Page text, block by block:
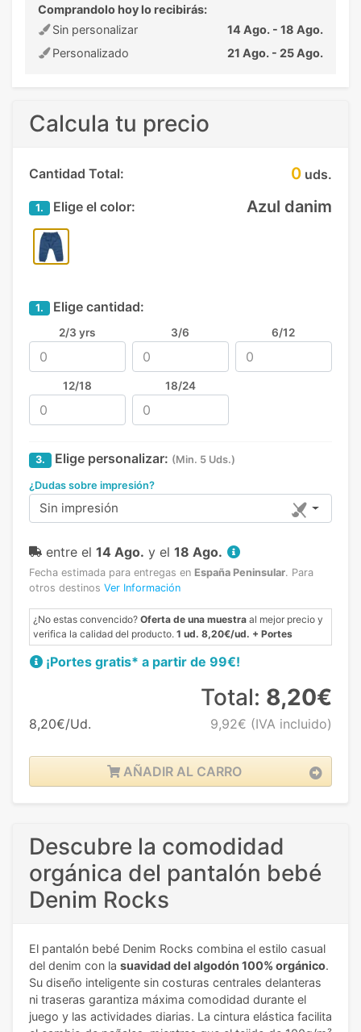
Comprandolo hoy lo recibirás:
Sin personalizar
14 Ago. - 18 Ago.
Personalizado
21 Ago. - 25 Ago.
Calcula tu precio
Cantidad Total: 0 uds.
1. Elige el color: Azul danim
1. Elige cantidad:
2/3 yrs 3/6 6/12
12/18 18/24
3. Elige personalizar: (Min. 5 Uds.)
¿Dudas sobre impresión?
Sin impresión
entre el 14 Ago. y el 18 Ago.
Fecha estimada para entregas en España Peninsular. Para
otros destinos Ver Información
¿No estas convencido? Oferta de una muestra al mejor precio y
verifica la calidad del producto. 1 ud. 8,20€/ud. + Portes
¡Portes gratis* a partir de 99€!
8,20€/Ud.
Total: 8,20€
9,92€ (IVA incluido)
AÑADIR AL CARRO
Descubre la comodidad
orgánica del pantalón bebé
Denim Rocks
El pantalón bebé Denim Rocks combina el estilo casual
del denim con la suavidad del algodón 100% orgánico.
Su diseño inteligente sin costuras centrales delanteras
ni traseras garantiza máxima comodidad durante el
juego y las actividades diarias. La cintura elástica facilita